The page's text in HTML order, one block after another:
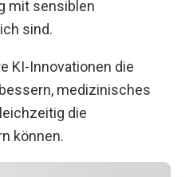
mit sensiblen
sind.
KI-Innovationen die
medizinisches
die
können.